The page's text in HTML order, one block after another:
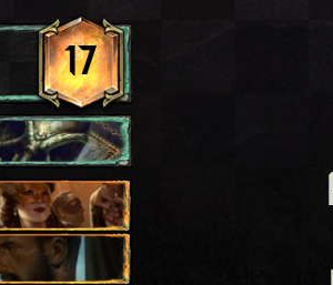
17